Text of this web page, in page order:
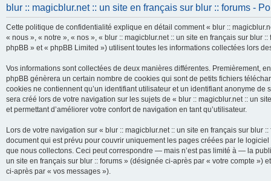
blur :: magicblur.net :: un site en français sur blur :: forums -
Cette politique de confidentialité explique en détail comment « blur ::
« nous », « notre », « nos », « blur :: magicblur.net :: un site en français sur blur
phpBB » et « phpBB Limited ») utilisent toutes les informations collectées lors
Vos informations sont collectées de deux manières différentes. Premièrement,
phpBB génèrera un certain nombre de cookies qui sont de petits fichiers
cookies ne contiennent qu’un identifiant utilisateur et un identifiant anonyme
sera créé lors de votre navigation sur les sujets de « blur :: magicblur.net :: un
et permettant d’améliorer votre confort de navigation en tant qu’utilisateur.
Lors de votre navigation sur « blur :: magicblur.net :: un site en français sur
document qui est prévu pour couvrir uniquement les pages créées par le
que nous collectons. Ceci peut correspondre — mais n’est pas limité à — la
un site en français sur blur :: forums » (désignée ci-après par « votre compte
ci-après par « vos messages »).